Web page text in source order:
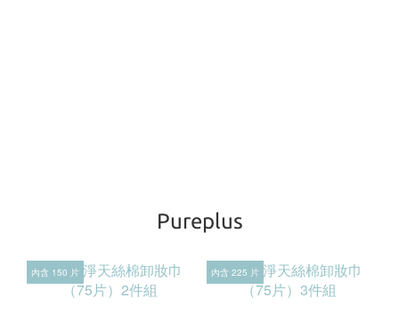
Pureplus
內含 150 片 內含 225 片